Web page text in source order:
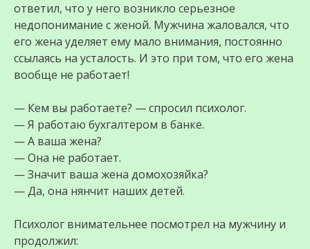
ответил, что у него возникло серьезное
недопонимание с женой. Мужчина жаловался, что
его жена уделяет ему мало внимания, постоянно
ссылаясь на усталость. И это при том, что его жена
вообще не работает!
— Кем вы работаете? — спросил психолог.
— Я работаю бухгалтером в банке.
— А ваша жена?
— Она не работает.
— Значит ваша жена домохозяйка?
— Да, она нянчит наших детей.
Психолог внимательнее посмотрел на мужчину и
продолжил: